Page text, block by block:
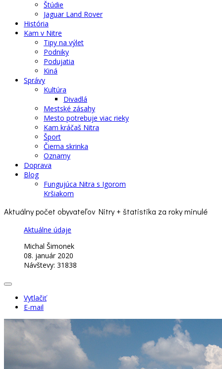
Štúdie
Jaguar Land Rover
História
Kam v Nitre
Tipy na výlet
Podniky
Podujatia
Kiná
Správy
Kultúra
Divadlá
Mestské zásahy
Mesto potrebuje viac rieky
Kam kráčaš Nitra
Šport
Čierna skrinka
Oznamy
Doprava
Blog
Fungujúca Nitra s Igorom
Kršiakom
Aktuálny počet obyvateľov Nitry + štatistika za roky minulé
Aktuálne údaje
Michal Šimonek
08. január 2020
Návštevy: 31838
Vytlačiť
E-mail